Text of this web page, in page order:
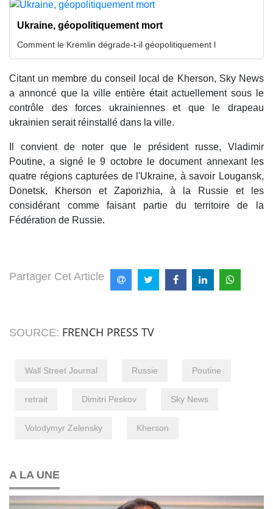
Ukraine, géopolitiquement mort
Comment le Kremlin dégrade-t-il géopolitiquement l
Citant un membre du conseil local de Kherson, Sky News
a annoncé que la ville entière était actuellement sous le
contrôle des forces ukrainiennes et que le drapeau
ukrainien serait réinstallé dans la ville.
Il convient de noter que le président russe, Vladimir
Poutine, a signé le 9 octobre le document annexant les
quatre régions capturées de l'Ukraine, à savoir Lougansk,
Donetsk, Kherson et Zaporizhia, à la Russie et les
considérant comme faisant partie du territoire de la
Fédération de Russie.
Partager Cet Article
SOURCE: FRENCH PRESS TV
Wall Street Journal Russie Poutine
retrait Dimitri Peskov Sky News
Volodymyr Zelensky Kherson
A LA UNE